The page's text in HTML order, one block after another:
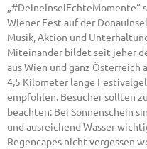
„#DeineInselEchteMomente“
Wiener Fest auf der
Musik, Aktion und
Miteinander bildet seit jeher
aus Wien und ganz Österreich
4,5 Kilometer lange
empfohlen. Besucher sollten
beachten: Bei Sonnenschein
und ausreichend Wasser
Regencapes nicht vergessen